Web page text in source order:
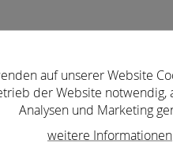
auf unserer Website
der Website notwendig,
Analysen und Marketing
weitere Informationen